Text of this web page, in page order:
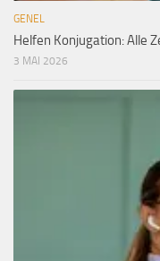
GENEL
Helfen Konjugation: Alle
3 MAI 2026